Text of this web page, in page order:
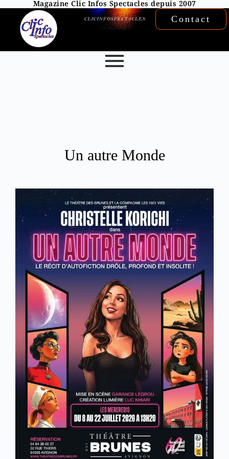
Magazine Clic Infos Spectacles depuis 2007
Contact
Un autre Monde